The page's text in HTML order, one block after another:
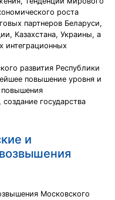
роста
партнеров Беларуси,
Казахстана, Украины, а
интеграционных
развития Республики
повышение уровня и
повышения
государства
и
Московского